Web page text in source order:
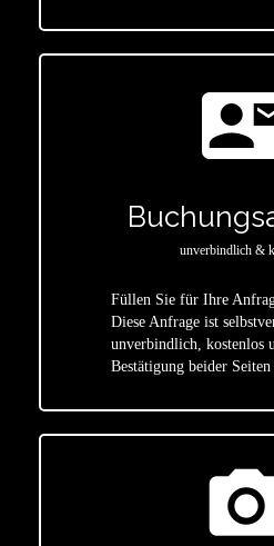
unverbindlich &
Füllen Sie für Ihre
Diese Anfrage ist
unverbindlich, kostenlos
Bestätigung beider